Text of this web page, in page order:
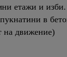
етажи и изби.
в
на движение)